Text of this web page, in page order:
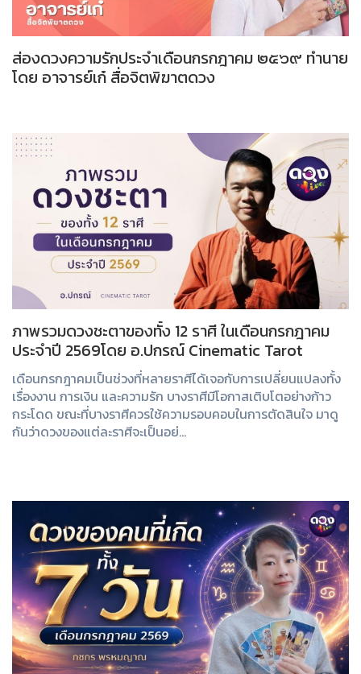
ส่องดวงความรักประจำเดือนกรกฎาคม ๒๕๖๙ ทำนาย
โดย อาจารย์เก๋ สื่อจิตพิฆาตดวง
ภาพรวมดวงชะตาของทั้ง 12 ราศี ในเดือนกรกฎาคม
ประจำปี 2569โดย อ.ปกรณ์ Cinematic Tarot
เดือนกรกฎาคมเป็นช่วงที่หลายราศีได้เจอกับการเปลี่ยนแปลงทั้ง
เรื่องงาน การเงิน และความรัก บางราศีมีโอกาสเติบโตอย่างก้าว
กระโดด ขณะที่บางราศีควรใช้ความรอบคอบในการตัดสินใจ มาดู
กันว่าดวงของแต่ละราศีจะเป็นอย่...